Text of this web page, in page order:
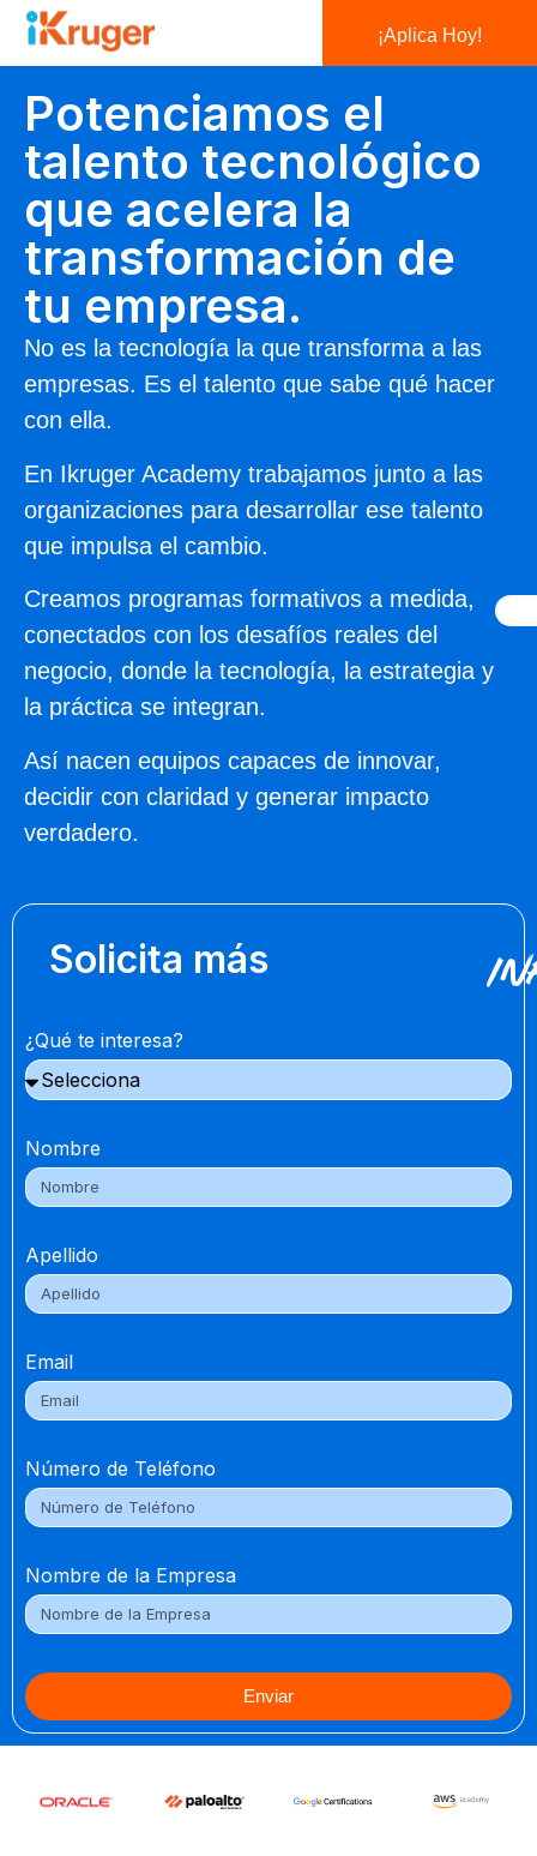
¡Aplica Hoy!
Potenciamos el
talento tecnológico
que acelera la
transformación de
tu empresa.
No es la tecnología la que transforma a las
empresas. Es el talento que sabe qué hacer
con ella.
En Ikruger Academy trabajamos junto a las
organizaciones para desarrollar ese talento
que impulsa el cambio.
Creamos programas formativos a medida,
conectados con los desafíos reales del
negocio, donde la tecnología, la estrategia y
la práctica se integran.
Así nacen equipos capaces de innovar,
decidir con claridad y generar impacto
verdadero.
Solicita más
¿Qué te interesa?
Nombre
Apellido
Email
Número de Teléfono
Nombre de la Empresa
Enviar